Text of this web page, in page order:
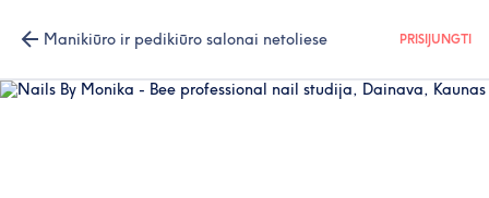
Manikiūro ir pedikiūro salonai netoliese PRISIJUNGTI